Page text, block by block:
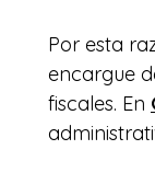
Por esta
encargue
fiscales. En